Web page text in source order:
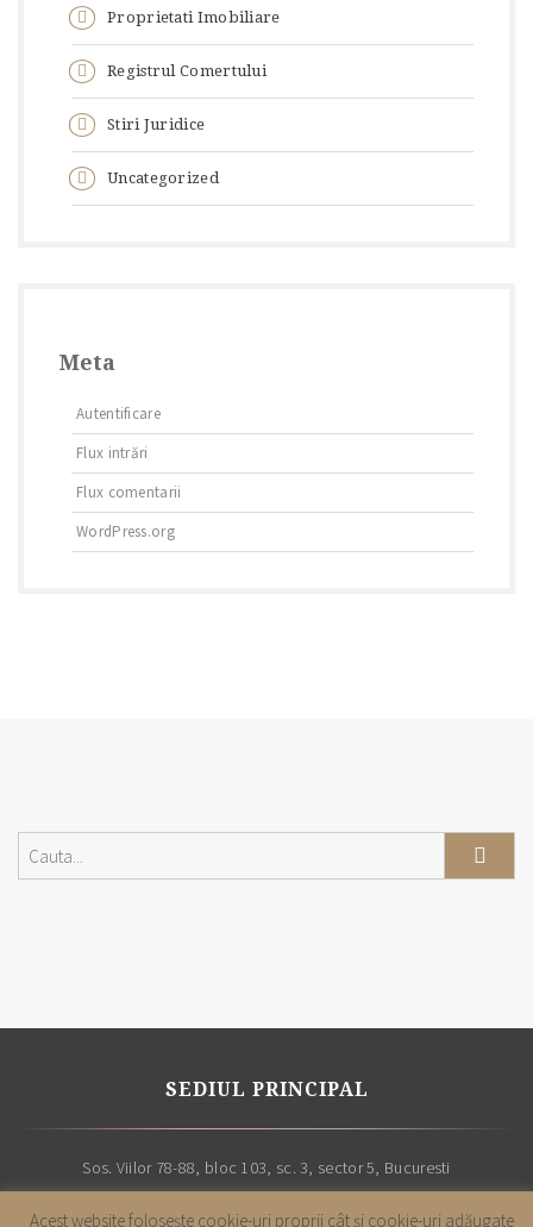
Proprietati Imobiliare
Registrul Comertului
Stiri Juridice
Uncategorized
Meta
Autentificare
Flux intrări
Flux comentarii
WordPress.org
SEDIUL PRINCIPAL
Sos. Viilor 78-88, bloc 103, sc. 3, sector 5, Bucuresti
Acest website foloseşte cookie-uri proprii cât şi cookie-uri adăugate